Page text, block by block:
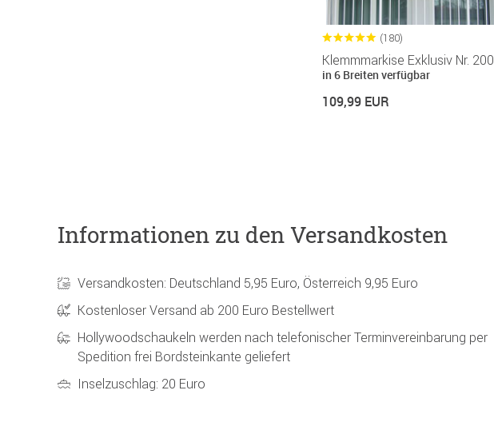
(180)
Klemmmarkise Exklusiv Nr. 200
in 6 Breiten verfügbar
109,99 EUR
Informationen zu den Versandkosten
Versandkosten: Deutschland 5,95 Euro, Österreich 9,95 Euro
Kostenloser Versand ab 200 Euro Bestellwert
Hollywoodschaukeln werden nach telefonischer Terminvereinbarung per
Spedition frei Bordsteinkante geliefert
Inselzuschlag: 20 Euro